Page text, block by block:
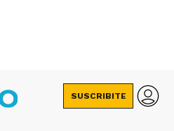
SUSCRIBITE